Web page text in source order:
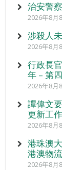
治安警
2026年8月
涉殺人
2026年8月
行政長
年 – 第
2026年8月
譚偉文
更新工作
2026年8月
港珠澳
港澳物
2026年8月